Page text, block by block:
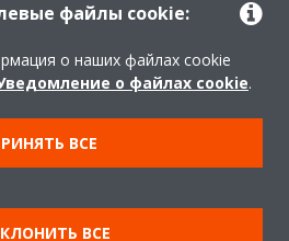
© Daikin
cookie
Корпоративная этика
Data Act
файлы cookie:
о наших файлах cookie
о файлах cookie.
ВСЕ
ВСЕ